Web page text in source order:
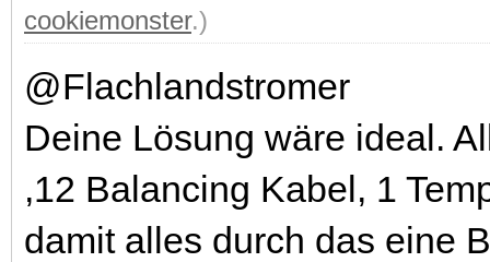
cookiemonster.)
@Flachlandstromer
Deine Lösung wäre ideal.
,12 Balancing Kabel, 1
damit alles durch das eine